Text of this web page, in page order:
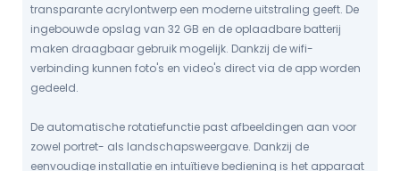
transparante acrylontwerp een moderne uitstraling geeft. De
ingebouwde opslag van 32 GB en de oplaadbare batterij
maken draagbaar gebruik mogelijk. Dankzij de wifi-
verbinding kunnen foto's en video's direct via de app worden
gedeeld.
De automatische rotatiefunctie past afbeeldingen aan voor
zowel portret- als landschapsweergave. Dankzij de
eenvoudige installatie en intuïtieve bediening is het apparaat